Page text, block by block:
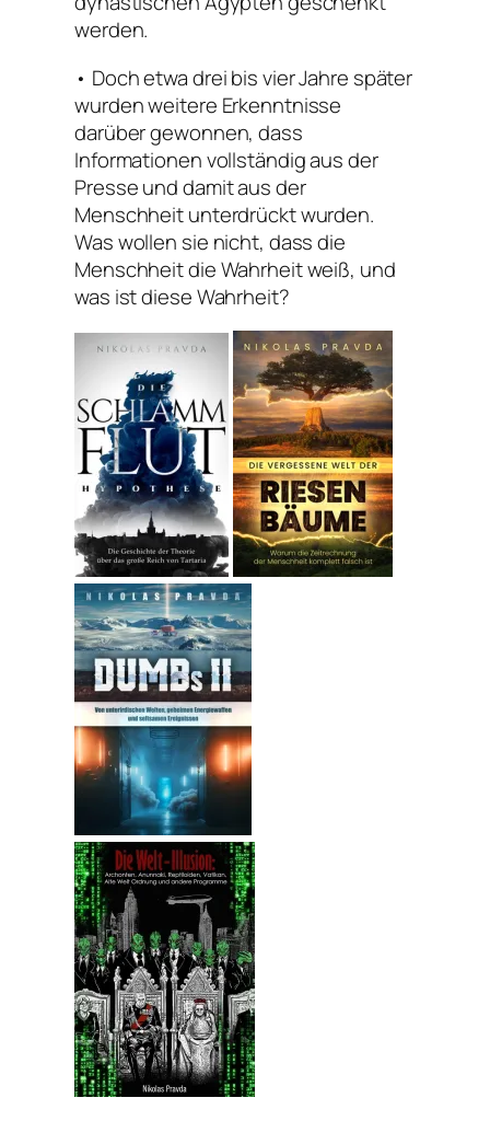
werden.
• Doch etwa drei bis vier Jahre später
wurden weitere Erkenntnisse
darüber gewonnen, dass
Informationen vollständig aus der
Presse und damit aus der
Menschheit unterdrückt wurden.
Was wollen sie nicht, dass die
Menschheit die Wahrheit weiß, und
was ist diese Wahrheit?